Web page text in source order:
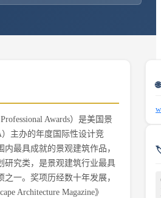
Awards）是美国景
主办的年度国际性设计竞
最具成就的景观建筑作品，
研究类，是景观建筑行业最具
一。奖项历经数十年发展，
Architecture Magazine》